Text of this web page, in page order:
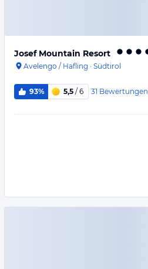
Josef Mountain Resort
Avelengo / Hafling · Südtirol
93% 5,5 / 6 31 Bewertungen